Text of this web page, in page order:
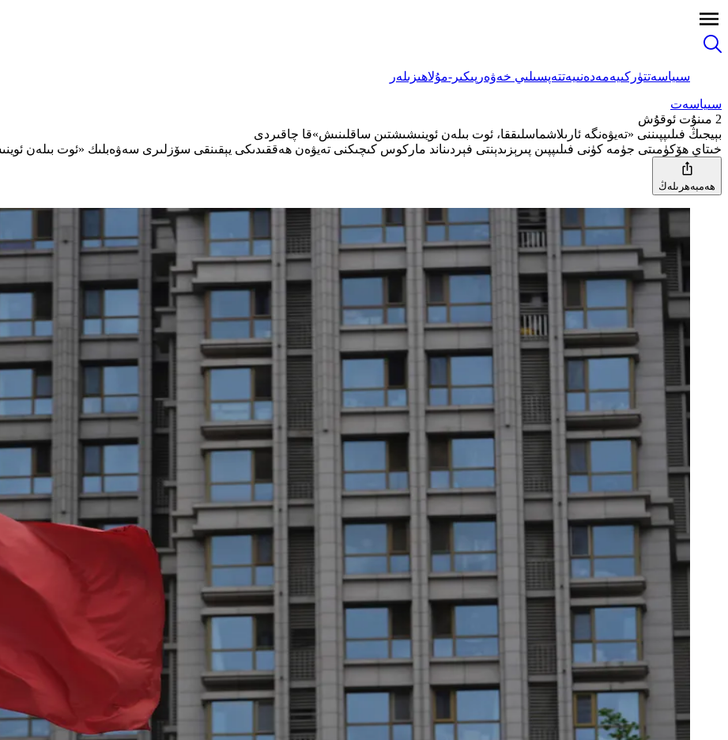
سىياسەتتۈركىيەمەدەنىيەتتەپسىلىي خەۋەر پىكىر-مۇلاھىزىلەر
سىياسەت
2 مىنۇت ئوقۇش
بېيجىڭ فىلىپپىننى «تەيۋەنگە ئارىلاشماسلىققا، ئوت بىلەن ئوينىشىشتىن ساقلىنىش»قا چاقىردى
خىتاي ھۆكۈمىتى جۈمە كۈنى فىلىپپىن پىرېزىدېنتى فېردىناند ماركوس كىچىكنى تەيۋەن ھەققىدىكى يېقىنقى سۆزلىرى سەۋەبلىك «ئوت بىلەن
ھەمبەھرىلەڭ